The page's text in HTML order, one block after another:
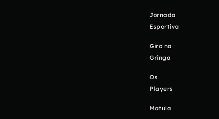
Jornada
Esportiva
Giro na
Gringa
Os
Players
Matula